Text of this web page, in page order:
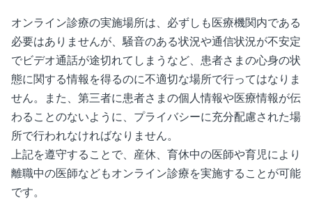
オンライン診療の実施場所は、必ずしも医療機関内である
必要はありませんが、騒音のある状況や通信状況が不安定
でビデオ通話が途切れてしまうなど、患者さまの心身の状
態に関する情報を得るのに不適切な場所で行ってはなりま
せん。また、第三者に患者さまの個人情報や医療情報が伝
わることのないように、プライバシーに充分配慮された場
所で行われなければなりません。
上記を遵守することで、産休、育休中の医師や育児により
離職中の医師などもオンライン診療を実施することが可能
です。